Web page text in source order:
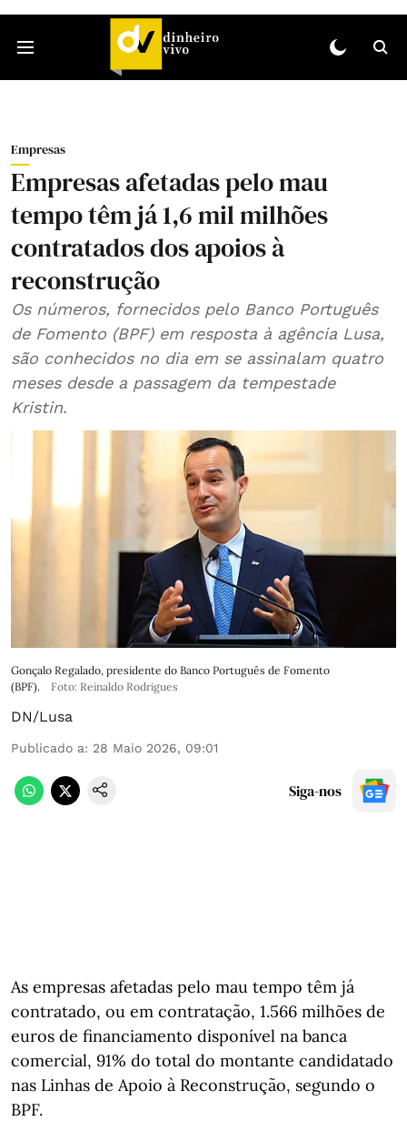
Empresas
Empresas afetadas pelo mau
tempo têm já 1,6 mil milhões
contratados dos apoios à
reconstrução
Os números, fornecidos pelo Banco Português
de Fomento (BPF) em resposta à agência Lusa,
são conhecidos no dia em se assinalam quatro
meses desde a passagem da tempestade
Kristin.
Gonçalo Regalado, presidente do Banco Português de Fomento
(BPF).
Foto: Reinaldo Rodrigues
DN/Lusa
Publicado a: 28 Maio 2026, 09:01
Siga-nos
As empresas afetadas pelo mau tempo têm já
contratado, ou em contratação, 1.566 milhões de
euros de financiamento disponível na banca
comercial, 91% do total do montante candidatado
nas Linhas de Apoio à Reconstrução, segundo o
BPF.